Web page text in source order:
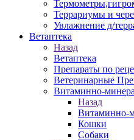
Террариумы и
Увлажнение д/
Ветаптека
Назад
Ветаптека
Препараты по
Ветеринарные
Витаминно-
Назад
Витаминно-
Кошки
Собаки